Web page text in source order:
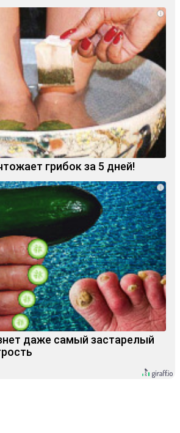
i
грибок за 5 дней!
i
даже самый застарелый